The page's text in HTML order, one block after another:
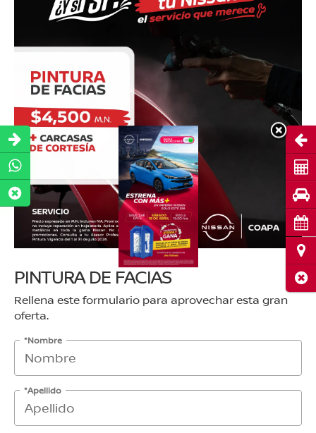
PINTURA DE FACIAS
Rellena este formulario para aprovechar esta gran
oferta.
*Nombre
*Apellido